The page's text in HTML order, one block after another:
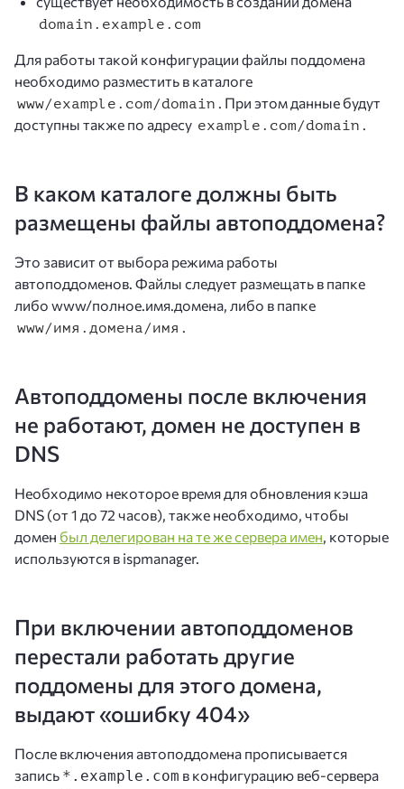
domain.example.com
Для работы такой конфигурации файлы поддомена
необходимо разместить в каталоге
www/example.com/domain
. При этом данные будут
доступны также по адресу example.com/domain
В каком каталоге должны быть
размещены файлы автоподдомена?
Это зависит от выбора режима работы
автоподдоменов. Файлы следует размещать в папке
либо www/полное.имя.домена, либо в папке
www/имя.домена/имя
Автоподдомены после включения
не работают, домен не доступен в
DNS
Необходимо некоторое время для обновления кэша
DNS (от 1 до 72 часов), также необходимо, чтобы
домен был делегирован на те же сервера имен , которые
используются в ispmanager.
При включении автоподдоменов
перестали работать другие
поддомены для этого домена,
выдают «ошибку 404»
После включения автоподдомена прописывается
запись *.example.com в конфигурацию веб-сервера